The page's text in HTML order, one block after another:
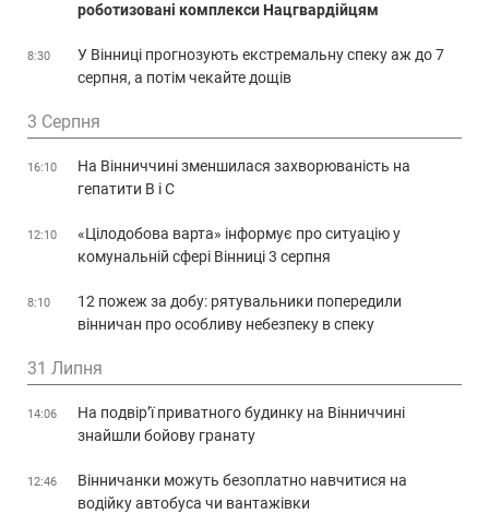
роботизовані комплекси Нацгвардійцям
8:30
У Вінниці прогнозують екстремальну спеку аж до 7
серпня, а потім чекайте дощів
3 Серпня
16:10
На Вінниччині зменшилася захворюваність на
гепатити В і С
12:10
«Цілодобова варта» інформує про ситуацію у
комунальній сфері Вінниці 3 серпня
8:10
12 пожеж за добу: рятувальники попередили
вінничан про особливу небезпеку в спеку
31 Липня
14:06
На подвір’ї приватного будинку на Вінниччині
знайшли бойову гранату
12:46
Вінничанки можуть безоплатно навчитися на
водійку автобуса чи вантажівки